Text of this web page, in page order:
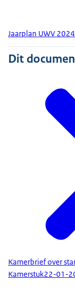
Jaarplan UWV 2024
Dit
Kamerbrief over
Kamerstuk22-01-